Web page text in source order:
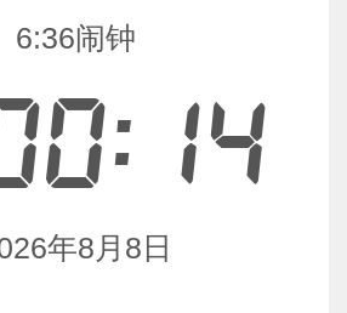
6:36闹钟
年8月8日